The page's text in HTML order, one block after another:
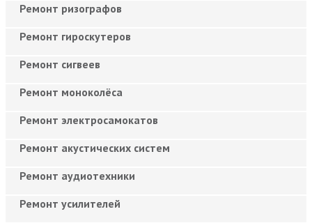
Ремонт ризографов
Ремонт гироскутеров
Ремонт сигвеев
Ремонт моноколёса
Ремонт электросамокатов
Ремонт акустических систем
Ремонт аудиотехники
Ремонт усилителей